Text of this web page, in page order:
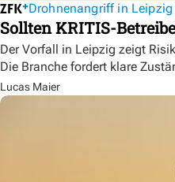
Drohnenangriff in Leipzig
Sollten KRITIS-
Der Vorfall in Leipzig zeigt
Die Branche fordert klare
Lucas Maier